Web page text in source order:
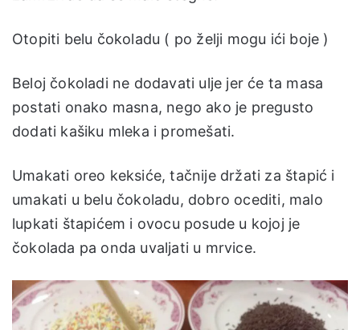
Otopiti belu čokoladu ( po želji mogu ići boje )
Beloj čokoladi ne dodavati ulje jer će ta masa
postati onako masna, nego ako je pregusto
dodati kašiku mleka i promešati.
Umakati oreo keksiće, tačnije držati za štapić i
umakati u belu čokoladu, dobro ocediti, malo
lupkati štapićem i ovocu posude u kojoj je
čokolada pa onda uvaljati u mrvice.